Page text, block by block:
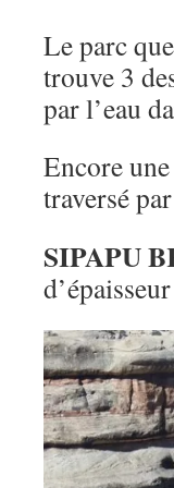
Le parc
trouve 3
par l’eau
Encore
traversé
SIPAPU
d’épaisseur